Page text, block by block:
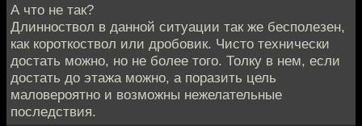
А что не так?
Длинноствол в данной ситуации так же бесполезен,
как короткоствол или дробовик. Чисто технически
достать можно, но не более того. Толку в нем, если
достать до этажа можно, а поразить цель
маловероятно и возможны нежелательные
последствия.